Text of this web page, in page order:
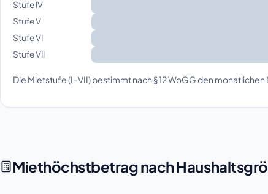
Stufe IV
Stufe V
Stufe VI
Stufe VII
Die Mietstufe (I–VII) bestimmt nach § 12 WoGG den
Miethöchstbetrag nach